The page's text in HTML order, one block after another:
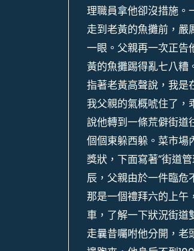
理職員拿他卻沒措施。
走到老黃的魚攤前，嚴
一眼。父親再一次正告
黃的魚攤踢得亂七八糟
指著老黃高聲說，我是
我父親的氣概唬住了，
說他轉到一條荒僻街道
個個東躲西躲。菜市場
獎狀，下面寫著“街道
辰，父親由於一件臨危
那是一個禮拜六的上午
車，了解一下狀況街道
走曩昔囑咐他分開，老